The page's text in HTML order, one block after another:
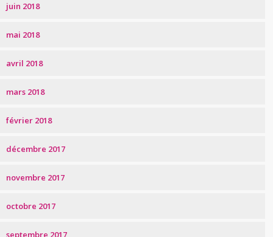
juin 2018
mai 2018
avril 2018
mars 2018
février 2018
décembre 2017
novembre 2017
octobre 2017
septembre 2017